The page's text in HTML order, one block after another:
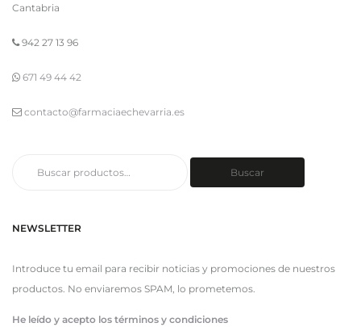
Cantabria
942 27 13 96
671 49 44 42
contacto@farmaciaechevarria.es
Buscar
NEWSLETTER
Introduce tu email para recibir noticias y promociones de nuestros
productos. No enviaremos SPAM, lo prometemos.
He leído y acepto los términos y condiciones